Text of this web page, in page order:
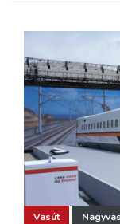
Vasút